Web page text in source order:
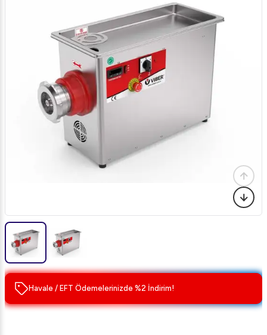
Havale / EFT Ödemelerinizde %2 İndirim!